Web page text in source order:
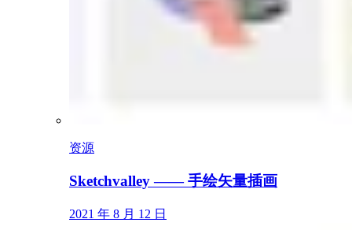
资源
Sketchvalley —— 手绘矢量插画
2021 年 8 月 12 日